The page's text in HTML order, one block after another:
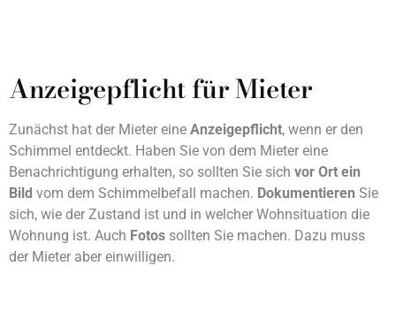
Anzeigepflicht für Mieter
Zunächst hat der Mieter eine Anzeigepflicht, wenn er den
Schimmel entdeckt. Haben Sie von dem Mieter eine
Benachrichtigung erhalten, so sollten Sie sich vor Ort ein
Bild vom dem Schimmelbefall machen. Dokumentieren Sie
sich, wie der Zustand ist und in welcher Wohnsituation die
Wohnung ist. Auch Fotos sollten Sie machen. Dazu muss
der Mieter aber einwilligen.